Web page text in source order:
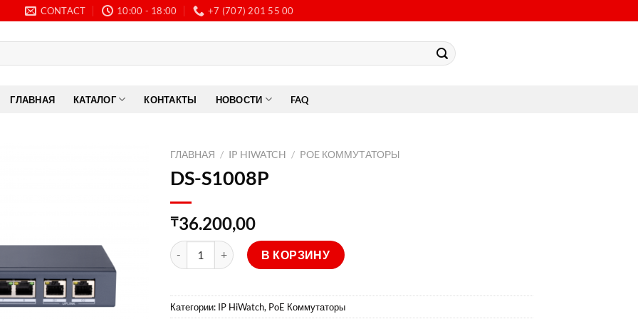
CONTACT 10:00 - 18:00 +7 (707) 201 55 00
ГЛАВНАЯ КАТАЛОГ КОНТАКТЫ НОВОСТИ FAQ
ГЛАВНАЯ / IP HIWATCH / POE КОММУТАТОРЫ
DS-S1008P
₸36.200,00
Количество товара DS-S1008P
В КОРЗИНУ
Категории: IP HiWatch, PoE Коммутаторы